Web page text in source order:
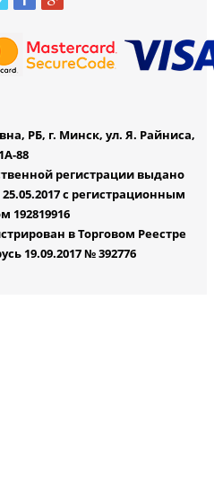
РБ, г. Минск, ул. Я. Райниса,
1А-88
регистрации выдано
с регистрационным
192819916
в Торговом Реестре
19.09.2017 № 392776